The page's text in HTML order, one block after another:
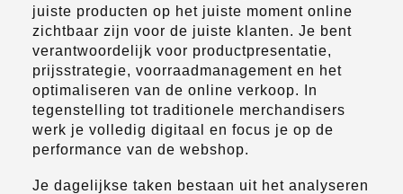
juiste producten op het juiste moment online
zichtbaar zijn voor de juiste klanten. Je bent
verantwoordelijk voor productpresentatie,
prijsstrategie, voorraadmanagement en het
optimaliseren van de online verkoop. In
tegenstelling tot traditionele merchandisers
werk je volledig digitaal en focus je op de
performance van de webshop.
Je dagelijkse taken bestaan uit het analyseren